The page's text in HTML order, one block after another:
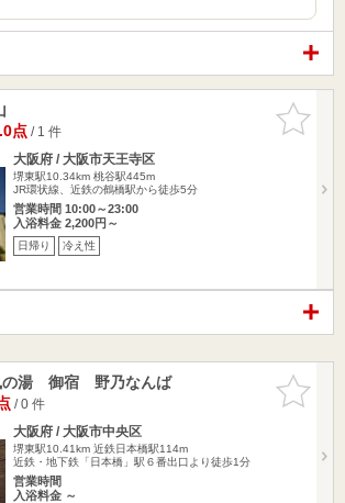
お気に入
りに追加
点/ 1 件
大阪府 / 大阪市天王寺区
堺東駅10.34km 桃谷駅445m
JR環状線、近鉄の鶴橋駅から徒歩5分
営業時間 10:00～23:00
入浴料金 2,200円～
日帰り 冷え性
お気に入
りに追加
湯 御宿 野乃なんば
/ 0 件
大阪府 / 大阪市中央区
堺東駅10.41km 近鉄日本橋駅114m
近鉄・地下鉄「日本橋」駅６番出口より徒歩1分
営業時間
入浴料金 ～